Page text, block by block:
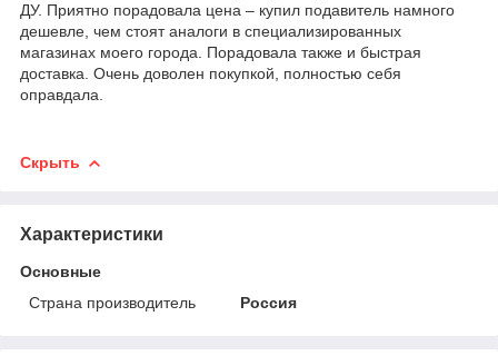
ДУ. Приятно порадовала цена – купил подавитель намного
дешевле, чем стоят аналоги в специализированных
магазинах моего города. Порадовала также и быстрая
доставка. Очень доволен покупкой, полностью себя
оправдала.
Скрыть
Характеристики
Основные
Страна производитель
Россия